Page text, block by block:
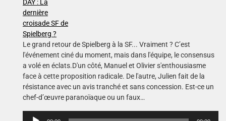
Le grand retour de Spielberg à la SF... Vraiment ? C’est
l'événement ciné du moment, mais dans l'équipe, le consensus
a volé en éclats.D'un côté, Manuel et Olivier s'enthousiasme
face à cette proposition radicale. De l'autre, Julien fait de la
résistance avec un avis tranché et sans concession. Est-ce un
chef-d’œuvre paranoïaque ou un faux…